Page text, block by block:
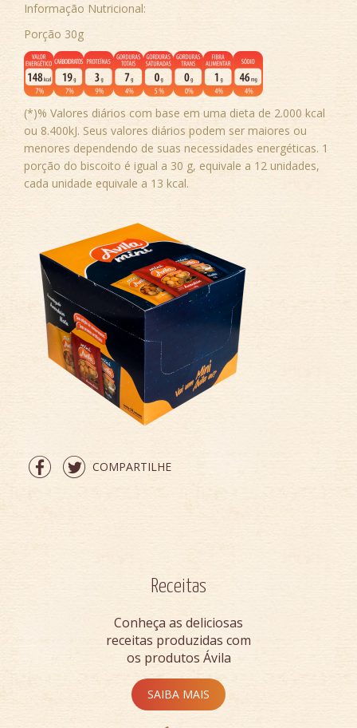
Informação Nutricional:
Porção 30g
(*)% Valores diários com base em uma dieta de 2.000 kcal
ou 8.400kJ. Seus valores diários podem ser maiores ou
menores dependendo de suas necessidades energéticas. 1
porção do biscoito é igual a 30 g, equivale a 12 unidades,
cada unidade equivale a 13 kcal.
COMPARTILHE
Receitas
Conheça as deliciosas
receitas produzidas com
os produtos Ávila
SAIBA MAIS